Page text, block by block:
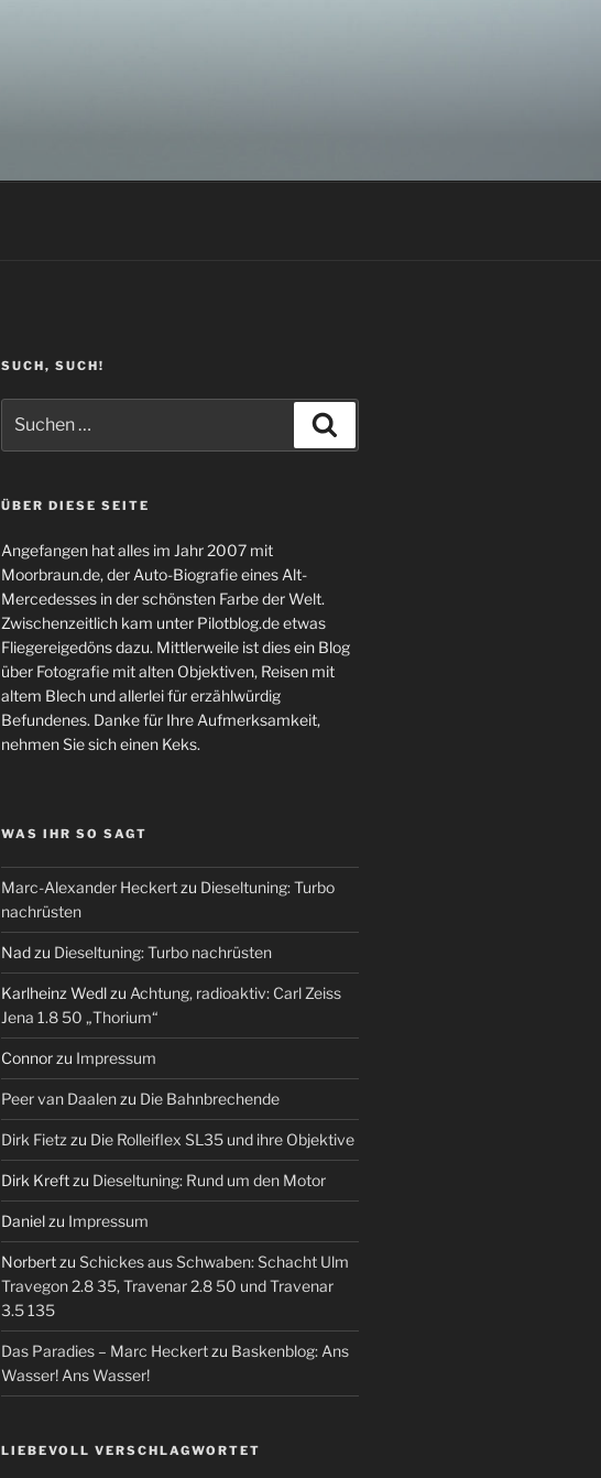
SUCH, SUCH!
nach:
ÜBER DIESE SEITE
Angefangen hat alles im Jahr 2007 mit
Moorbraun.de, der Auto-Biografie eines Alt-
Mercedesses in der schönsten Farbe der Welt.
Zwischenzeitlich kam unter Pilotblog.de etwas
Fliegereigedöns dazu. Mittlerweile ist dies ein Blog
über Fotografie mit alten Objektiven, Reisen mit
altem Blech und allerlei für erzählwürdig
Befundenes. Danke für Ihre Aufmerksamkeit,
nehmen Sie sich einen Keks.
WAS IHR SO SAGT
Marc-Alexander Heckertzu Dieseltuning: Turbo
nachrüsten
Nadzu Dieseltuning: Turbo nachrüsten
Karlheinz Wedlzu Achtung, radioaktiv: Carl Zeiss
Jena 1.8 50 „Thorium“
Connorzu Impressum
Peer van Daalenzu Die Bahnbrechende
Dirk Fietz zu Die Rolleiflex SL35 und ihre Objektive
Dirk Kreftzu Dieseltuning: Rund um den Motor
Danielzu Impressum
Norbertzu Schickes aus Schwaben: Schacht Ulm
Travegon 2.8 35, Travenar 2.8 50 und Travenar
3.5 135
Das Paradies – Marc Heckertzu Baskenblog: Ans
Wasser! Ans Wasser!
LIEBEVOLL VERSCHLAGWORTET